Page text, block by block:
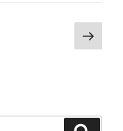
oldal